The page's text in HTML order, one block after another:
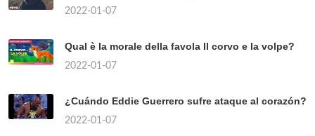
2022-01-07
Qual è la morale della favola Il corvo e la volpe?
2022-01-07
¿Cuándo Eddie Guerrero sufre ataque al corazón?
2022-01-07